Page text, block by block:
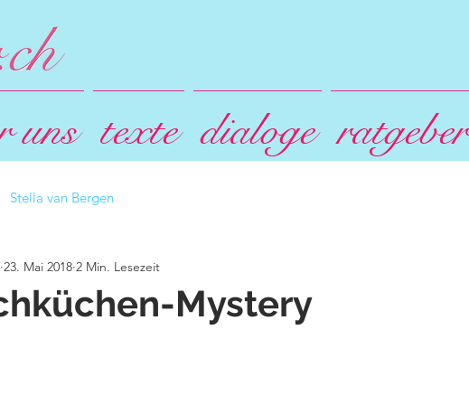
uns texte dialoge ratgeber
Stella van Bergen
Mystery
23. Mai 2018 2 Min. Lesezeit